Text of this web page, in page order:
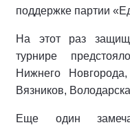
поддержке партии
На этот раз
турнире
Нижнего
Вязников,
Еще один